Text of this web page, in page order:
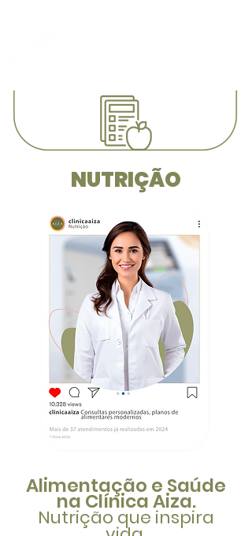
NUTRIÇÃO
Alimentação e Saúde
na Clínica Aiza.
Nutrição que inspira